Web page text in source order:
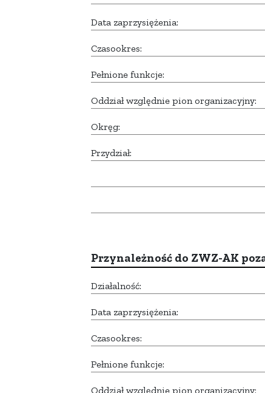
Data zaprzysiężenia:
Czasookres:
Pełnione funkcje:
Oddział względnie pion organizacyjny:
Okręg:
Przydział:
Przynależność do ZWZ-AK
Działalność:
Data zaprzysiężenia:
Czasookres:
Pełnione funkcje:
Oddział względnie pion organizacyjny: